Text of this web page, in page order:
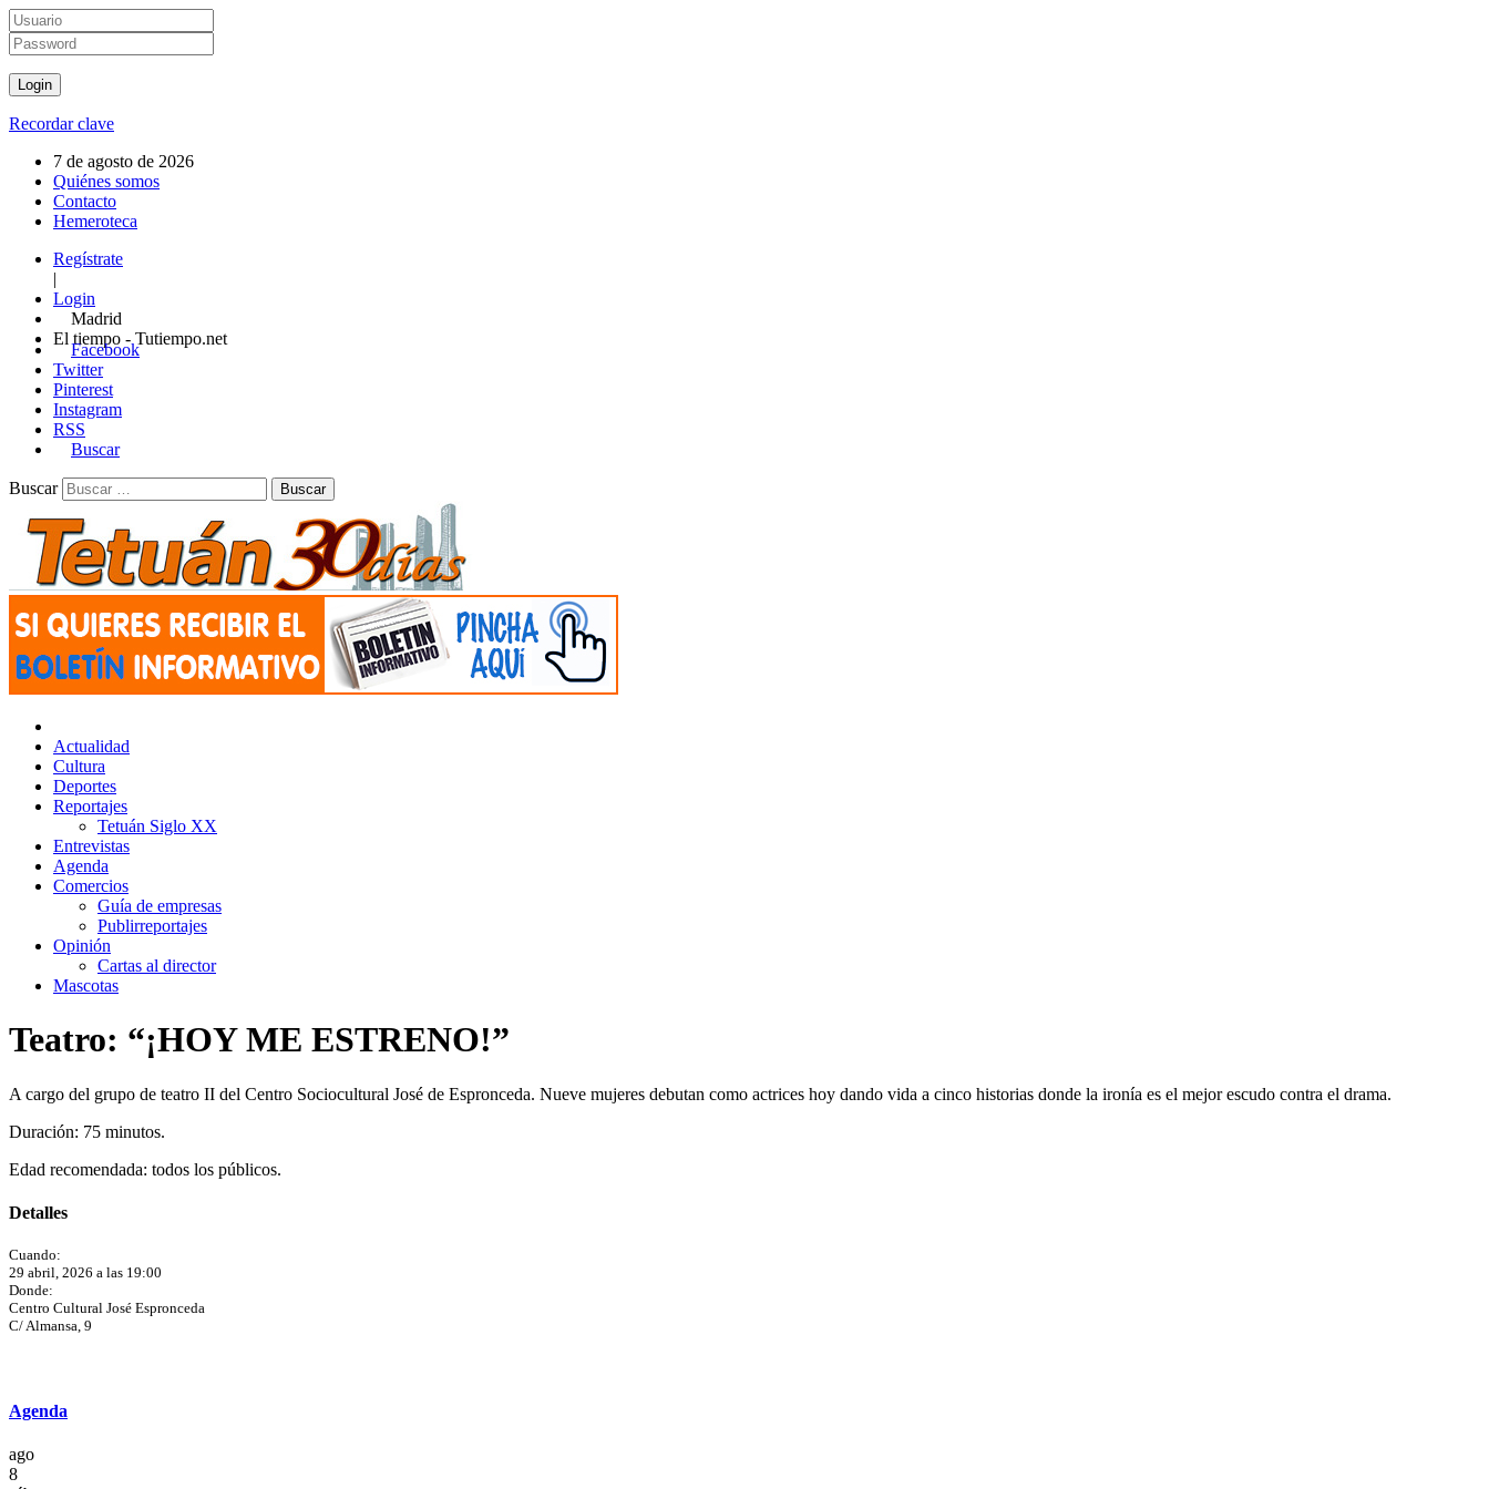
Recordar clave
7 de agosto de 2026
Quiénes somos
Contacto
Hemeroteca
Regístrate
|
Login
Madrid
El tiempo - Tutiempo.net
Facebook
Twitter
Pinterest
Instagram
RSS
Buscar
Buscar
Actualidad
Cultura
Deportes
Reportajes
Tetuán Siglo XX
Entrevistas
Agenda
Comercios
Guía de empresas
Publirreportajes
Opinión
Cartas al director
Mascotas
Teatro: “¡HOY ME ESTRENO!”
A cargo del grupo de teatro II del Centro Sociocultural José de Espronceda. Nueve mujeres debutan como actrices hoy dando vida a cinco historias donde la ironía es el mejor escudo contra el drama.
Duración: 75 minutos.
Edad recomendada: todos los públicos.
Detalles
Cuando:
29 abril, 2026 a las 19:00
Donde:
Centro Cultural José Espronceda
C/ Almansa, 9
Agenda
ago
8